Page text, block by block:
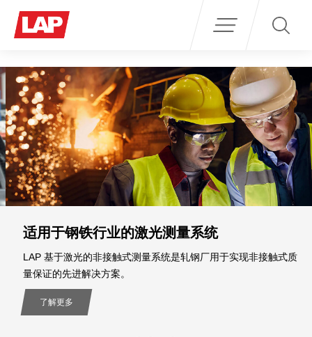
适用于钢铁行业的激光测量系统
LAP 基于激光的非接触式测量系统是轧钢厂用于实现非接触式质
量保证的先进解决方案。
了解更多